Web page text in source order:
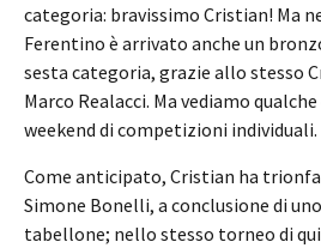
categoria: bravissimo Cristian! Ma
Ferentino è arrivato anche un
sesta categoria, grazie allo stesso
Marco Realacci. Ma vediamo
weekend di competizioni individuali.
Come anticipato, Cristian ha
Simone Bonelli, a conclusione di
tabellone; nello stesso torneo di